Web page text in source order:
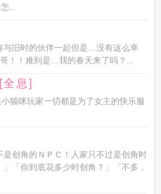
...
与旧时的伙伴一起但是…没有这么幸
！！难到是…我的春天来了吗？...
息]
猫咪玩家一切都是为了女主的快乐服
是创角的ＮＰＣ！人家只不过是创角时
「你到底花多少时创角？」「不多，